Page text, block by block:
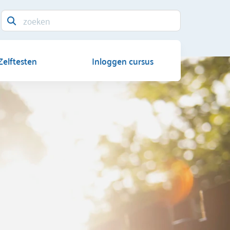
Inloggen cursus